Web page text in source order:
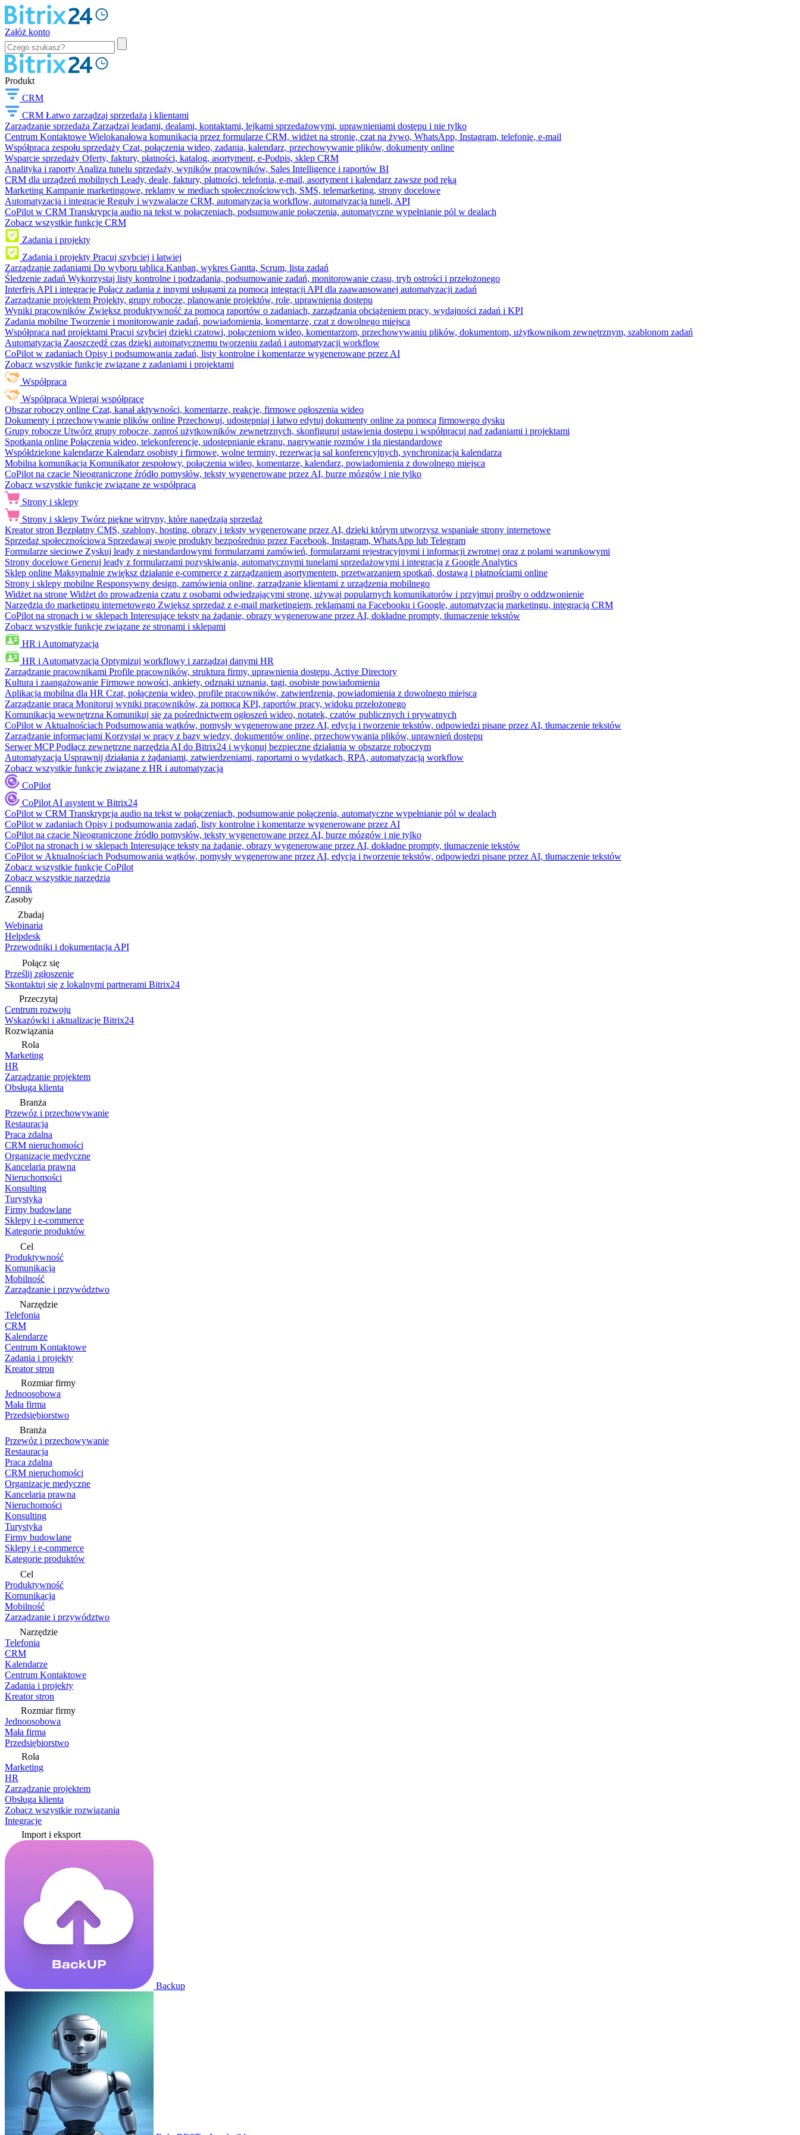
Załóż konto
Produkt
CRM
CRM Łatwo zarządzaj sprzedażą i klientami
Zarządzanie sprzedażą Zarządzaj leadami, dealami, kontaktami, lejkami sprzedażowymi, uprawnieniami dostępu i nie tylko
Centrum Kontaktowe Wielokanałowa komunikacja przez formularze CRM, widżet na stronie, czat na żywo, WhatsApp, Instagram, telefonię, e-mail
Współpraca zespołu sprzedaży Czat, połączenia wideo, zadania, kalendarz, przechowywanie plików, dokumenty online
Wsparcie sprzedaży Oferty, faktury, płatności, katalog, asortyment, e-Podpis, sklep CRM
Analityka i raporty Analiza tunelu sprzedaży, wyników pracowników, Sales Intelligence i raportów BI
CRM dla urządzeń mobilnych Leady, deale, faktury, płatności, telefonia, e-mail, asortyment i kalendarz zawsze pod ręką
Marketing Kampanie marketingowe, reklamy w mediach społecznościowych, SMS, telemarketing, strony docelowe
Automatyzacja i integracje Reguły i wyzwalacze CRM, automatyzacja workflow, automatyzacja tuneli, API
CoPilot w CRM Transkrypcja audio na tekst w połączeniach, podsumowanie połączenia, automatyczne wypełnianie pól w dealach
Zobacz wszystkie funkcje CRM
Zadania i projekty
Zadania i projekty Pracuj szybciej i łatwiej
Zarządzanie zadaniami Do wyboru tablica Kanban, wykres Gantta, Scrum, lista zadań
Śledzenie zadań Wykorzystaj listy kontrolne i podzadania, podsumowanie zadań, monitorowanie czasu, tryb ostrości i przełożonego
Interfejs API i integracje Połącz zadania z innymi usługami za pomocą integracji API dla zaawansowanej automatyzacji zadań
Zarządzanie projektem Projekty, grupy robocze, planowanie projektów, role, uprawnienia dostępu
Wyniki pracowników Zwiększ produktywność za pomocą raportów o zadaniach, zarządzania obciążeniem pracy, wydajności zadań i KPI
Zadania mobilne Tworzenie i monitorowanie zadań, powiadomienia, komentarze, czat z dowolnego miejsca
Współpraca nad projektami Pracuj szybciej dzięki czatowi, połączeniom wideo, komentarzom, przechowywaniu plików, dokumentom, użytkownikom zewnętrznym, szablonom zadań
Automatyzacja Zaoszczędź czas dzięki automatycznemu tworzeniu zadań i automatyzacji workflow
CoPilot w zadaniach Opisy i podsumowania zadań, listy kontrolne i komentarze wygenerowane przez AI
Zobacz wszystkie funkcje związane z zadaniami i projektami
Współpraca
Współpraca Wpieraj współpracę
Obszar roboczy online Czat, kanał aktywności, komentarze, reakcje, firmowe ogłoszenia wideo
Dokumenty i przechowywanie plików online Przechowuj, udostępniaj i łatwo edytuj dokumenty online za pomocą firmowego dysku
Grupy robocze Utwórz grupy robocze, zaproś użytkowników zewnętrznych, skonfiguruj ustawienia dostępu i współpracuj nad zadaniami i projektami
Spotkania online Połączenia wideo, telekonferencje, udostępnianie ekranu, nagrywanie rozmów i tła niestandardowe
Współdzielone kalendarze Kalendarz osobisty i firmowe, wolne terminy, rezerwacja sal konferencyjnych, synchronizacja kalendarza
Mobilna komunikacja Komunikator zespołowy, połączenia wideo, komentarze, kalendarz, powiadomienia z dowolnego miejsca
CoPilot na czacie Nieograniczone źródło pomysłów, teksty wygenerowane przez AI, burze mózgów i nie tylko
Zobacz wszystkie funkcje związane ze współpracą
Strony i sklepy
Strony i sklepy Twórz piękne witryny, które napędzają sprzedaż
Kreator stron Bezpłatny CMS, szablony, hosting, obrazy i teksty wygenerowane przez AI, dzięki którym utworzysz wspaniałe strony internetowe
Sprzedaż społecznościowa Sprzedawaj swoje produkty bezpośrednio przez Facebook, Instagram, WhatsApp lub Telegram
Formularze sieciowe Zyskuj leady z niestandardowymi formularzami zamówień, formularzami rejestracyjnymi i informacji zwrotnej oraz z polami warunkowymi
Strony docelowe Generuj leady z formularzami pozyskiwania, automatycznymi tunelami sprzedażowymi i integracją z Google Analytics
Sklep online Maksymalnie zwiększ działanie e-commerce z zarządzaniem asortymentem, przetwarzaniem spotkań, dostawą i płatnościami online
Strony i sklepy mobilne Responsywny design, zamówienia online, zarządzanie klientami z urządzenia mobilnego
Widżet na stronę Widżet do prowadzenia czatu z osobami odwiedzającymi stronę, używaj popularnych komunikatorów i przyjmuj prośby o oddzwonienie
Narzędzia do marketingu internetowego Zwiększ sprzedaż z e-mail marketingiem, reklamami na Facebooku i Google, automatyzacją marketingu, integracją CRM
CoPilot na stronach i w sklepach Interesujące teksty na żądanie, obrazy wygenerowane przez AI, dokładne prompty, tłumaczenie tekstów
Zobacz wszystkie funkcje związane ze stronami i sklepami
HR i Automatyzacja
HR i Automatyzacja Optymizuj workflowy i zarządzaj danymi HR
Zarządzanie pracownikami Profile pracowników, struktura firmy, uprawnienia dostępu, Active Directory
Kultura i zaangażowanie Firmowe nowości, ankiety, odznaki uznania, tagi, osobiste powiadomienia
Aplikacja mobilna dla HR Czat, połączenia wideo, profile pracowników, zatwierdzenia, powiadomienia z dowolnego miejsca
Zarządzanie pracą Monitoruj wyniki pracowników, za pomocą KPI, raportów pracy, widoku przełożonego
Komunikacja wewnętrzna Komunikuj się za pośrednictwem ogłoszeń wideo, notatek, czatów publicznych i prywatnych
CoPilot w Aktualnościach Podsumowania wątków, pomysły wygenerowane przez AI, edycja i tworzenie tekstów, odpowiedzi pisane przez AI, tłumaczenie tekstów
Zarządzanie informacjami Korzystaj w pracy z bazy wiedzy, dokumentów online, przechowywania plików, uprawnień dostępu
Serwer MCP Podłącz zewnętrzne narzędzia AI do Bitrix24 i wykonuj bezpieczne działania w obszarze roboczym
Automatyzacja Usprawnij działania z żądaniami, zatwierdzeniami, raportami o wydatkach, RPA, automatyzacją workflow
Zobacz wszystkie funkcje związane z HR i automatyzacją
CoPilot
CoPilot AI asystent w Bitrix24
CoPilot w CRM Transkrypcja audio na tekst w połączeniach, podsumowanie połączenia, automatyczne wypełnianie pól w dealach
CoPilot w zadaniach Opisy i podsumowania zadań, listy kontrolne i komentarze wygenerowane przez AI
CoPilot na czacie Nieograniczone źródło pomysłów, teksty wygenerowane przez AI, burze mózgów i nie tylko
CoPilot na stronach i w sklepach Interesujące teksty na żądanie, obrazy wygenerowane przez AI, dokładne prompty, tłumaczenie tekstów
CoPilot w Aktualnościach Podsumowania wątków, pomysły wygenerowane przez AI, edycja i tworzenie tekstów, odpowiedzi pisane przez AI, tłumaczenie tekstów
Zobacz wszystkie funkcje CoPilot
Zobacz wszystkie narzędzia
Cennik
Zasoby
Zbadaj
Webinaria
Helpdesk
Przewodniki i dokumentacja API
Połącz się
Prześlij zgłoszenie
Skontaktuj się z lokalnymi partnerami Bitrix24
Przeczytaj
Centrum rozwoju
Wskazówki i aktualizacje Bitrix24
Rozwiązania
Rola
Marketing
HR
Zarządzanie projektem
Obsługa klienta
Branża
Przewóz i przechowywanie
Restauracja
Praca zdalna
CRM nieruchomości
Organizacje medyczne
Kancelaria prawna
Nieruchomości
Konsulting
Turystyka
Firmy budowlane
Sklepy i e-commerce
Kategorie produktów
Cel
Produktywność
Komunikacja
Mobilność
Zarządzanie i przywództwo
Narzędzie
Telefonia
CRM
Kalendarze
Centrum Kontaktowe
Zadania i projekty
Kreator stron
Rozmiar firmy
Jednoosobowa
Mała firma
Przedsiębiorstwo
Branża
Przewóz i przechowywanie
Restauracja
Praca zdalna
CRM nieruchomości
Organizacje medyczne
Kancelaria prawna
Nieruchomości
Konsulting
Turystyka
Firmy budowlane
Sklepy i e-commerce
Kategorie produktów
Cel
Produktywność
Komunikacja
Mobilność
Zarządzanie i przywództwo
Narzędzie
Telefonia
CRM
Kalendarze
Centrum Kontaktowe
Zadania i projekty
Kreator stron
Rozmiar firmy
Jednoosobowa
Mała firma
Przedsiębiorstwo
Rola
Marketing
HR
Zarządzanie projektem
Obsługa klienta
Zobacz wszystkie rozwiązania
Integracje
Import i eksport
Backup